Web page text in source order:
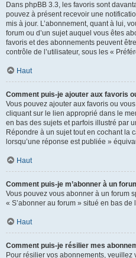
Dans phpBB 3.3, les favoris sont
pouvez à présent recevoir une
mis à jour. L’abonnement, quant à lui,
forum ou d’un sujet auquel vous êtes
favoris et des abonnements peuvent
contrôle de l’utilisateur, sous les «
Haut
Comment puis-je ajouter aux favoris
Vous pouvez ajouter aux favoris ou
cliquant sur le lien approprié dans le
en bas des sujets et parfois illustré par
Répondre à un sujet tout en cochant la
lorsqu’une réponse est publiée »
Haut
Comment puis-je m’abonner à un
Vous pouvez vous abonner à un forum
« S’abonner au forum » situé en bas de
Haut
Comment puis-je résilier mes
Pour résilier vos abonnements,